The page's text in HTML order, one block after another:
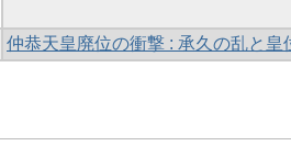
仲恭天皇廃位の衝撃 : 承久の乱と皇